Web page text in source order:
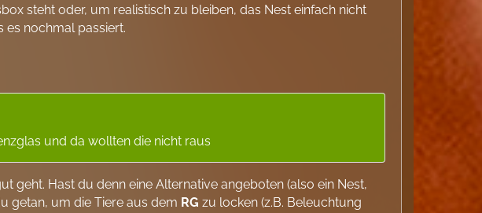
steht oder, um realistisch zu bleiben, das Nest einfach nicht
es nochmal passiert.
und da wollten die nicht raus
geht. Hast du denn eine Alternative angeboten (also ein Nest,
getan, um die Tiere aus dem RG zu locken (z.B. Beleuchtung